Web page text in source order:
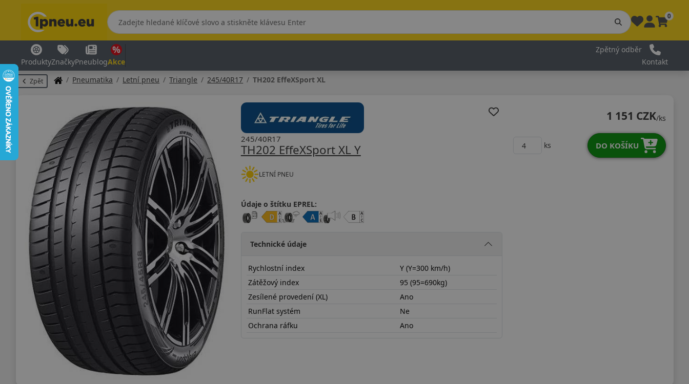
0
ProduktyZnačkyPneublogAkce
Zpětný odběr
Kontakt
Zpět Pneumatika Letní pneu Triangle 245/40R17 TH202 EffeXSport XL
TH202 EffeXSport XL Y
245/40R17
LETNÍ PNEU
Údaje o štítku EPREL:
Technické údaje
Rychlostní index
Y (Y=300 km/h)
Zátěžový index
95 (95=690kg)
Zesílené provedení (XL)
Ano
RunFlat systém
Ne
Ochrana ráfku
Ano
1 151 CZK/ks
ks DO KOŠÍKU